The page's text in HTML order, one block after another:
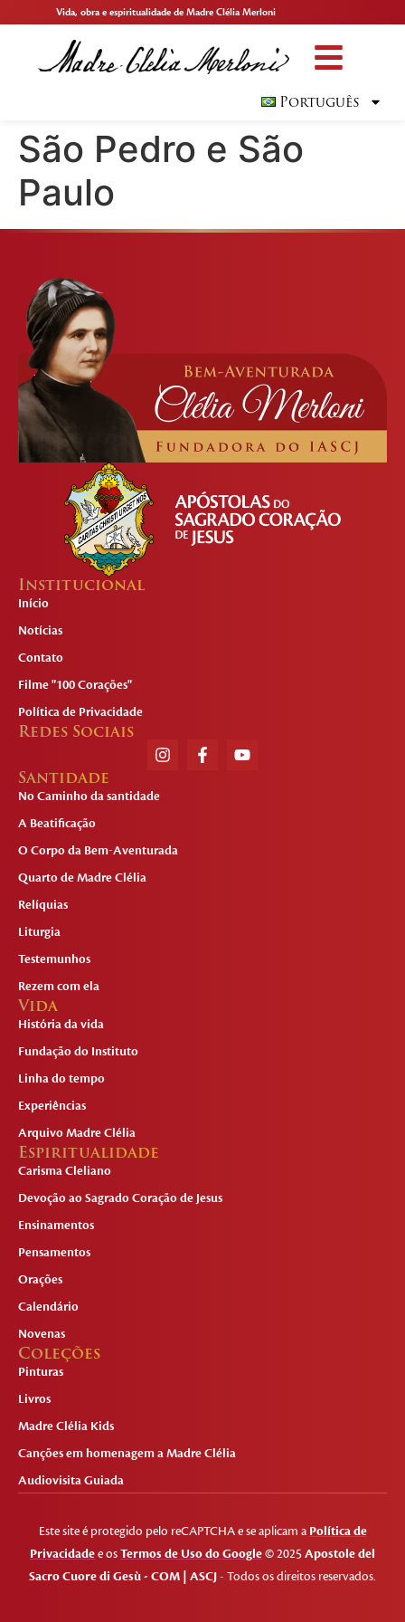
Vida, obra e espiritualidade de Madre Clélia Merloni
Português
São Pedro e São
Paulo
Institucional
Início
Notícias
Contato
Filme "100 Corações"
Política de Privacidade
Redes Sociais
Santidade
No Caminho da santidade
A Beatificação
O Corpo da Bem-Aventurada
Quarto de Madre Clélia
Relíquias
Liturgia
Testemunhos
Rezem com ela
Vida
História da vida
Fundação do Instituto
Linha do tempo
Experiências
Arquivo Madre Clélia
Espiritualidade
Carisma Cleliano
Devoção ao Sagrado Coração de Jesus
Ensinamentos
Pensamentos
Orações
Calendário
Novenas
Coleções
Pinturas
Livros
Madre Clélia Kids
Canções em homenagem a Madre Clélia
Audiovisita Guiada
Este site é protegido pelo reCAPTCHA e se aplicam a Política de
Privacidadee osTermos de Uso do Google© 2025Apostole del
Sacro Cuore di Gesù - COM | ASCJ- Todos os direitos reservados.